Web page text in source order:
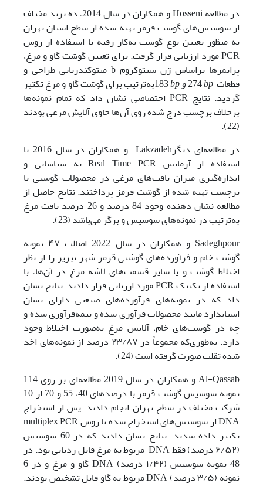
در مطالعه Hosseni و همکاران در سال 2014، ده برند مختلف
از سوسیس‌های گوشت قرمز تهیه شده از سطح ‏استان تهران
به منظور تعیین نوع گوشت به‌کار رفته با استفاده از روش
‏PCR‎‏ مورد ارزیابی قرار گرفت. برای ‏تعیین گوشت گاو و مرغ،
پرایمرها براساس ژن سیتوکروم ‏b‏ میتوکندریایی طراحی و
قطعات ‏ bp‎‏ 274 وbp
‎‏ 183به‌ترتیب برای گوشت گاو و مرغ تکثیر
گردید. نتایج ‏PCR‏ اختصاصی نشان داد که تمام نمونه‌ها
برخلاف بر‏چسب درج شده روی آن‌ها حاوی آلایش مرغی بودند
(22).
در مطالعه‌ای دیگرLakzadeh و همکاران در سال 2016 با
استفاده از آزمایش Real Time PCR به شناسایی و
اندازه‌گیری میزان بافت‌های مرغی در محصولات گوشتی با
برچسب تهیه شده از گوشت قرمز پرداختند. نتایج حاصل از
مطالعه نشان دهنده وجود 84 درصد و 26 درصد بافت مرغ
به‌ترتیب در نمونه‌های سوسیس و برگر می‌باشد (23).
Sadeghpour و همکاران در سال 2022 اصالت ۴۷ نمونه
گوشت خام و فرآورده‌های گوشتی قرمز شهر تبریز را از نظر
اختلاط گوشت و یا سایر قسمت‌های لاشه مرغ در آن‌ها، با
استفاده از تکنیک PCR مورد ارزیابی قرار دادند. نتایج نشان
داد که در نمونه‌های فرآورده‌‌های صنعتی دارای نشان
استاندارد مانند محصولات فرآوری شده و نیمه‌فرآوری شده و
چه در گوشت‌های خام، آلایش مرغ به‌صورت اختلاط وجود
دارد. به‌طوری‌که مجموعاً در ۲۳/۸۷ درصد از نمونه‌های اخذ
شده تقلب صورت گرفته است (24).
Al-Qassab و همکاران در سال 2019 مطالعه‌ای بر روی 114
نمونه سوسیس گوشت قرمز با درصدهای 40، 55 و 70 از 10
شرکت مختلف در سطح تهران انجام دادند. پس از استخراج
DNA از سوسیس‌های استخراج شده با روش multiplex PCR
تکثیر داده شدند. نتایج نشان دادند که در 60 سوسیس
(۶/۵۲ درصد) فقط DNA مربوط به مرغ قابل ردیابی بود. در
48 نمونه سوسیس (۱/۴۲ درصد) DNA گاو و مرغ و در 6
نمونه (۳/۵ درصد) DNA مربوط به گاو قابل تشخیص بودند.